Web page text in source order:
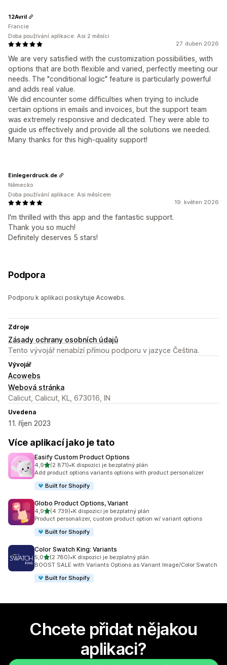
27. duben 2026
We are very satisfied with the customization possibilities, with
options that are both flexible and varied, perfectly meeting our
needs. The "conditional logic" feature is particularly powerful
and adds real value.
We did encounter some difficulties when trying to include
certain options in emails and invoices, but the support team
was extremely responsive and dedicated. They were able to
guide us effectively and provide all the solutions we needed.
Many thanks for this high-quality support!
12Avril
Francie
Doba používání aplikace: Asi 2 měsíci
19. květen 2026
I'm thrilled with this app and the fantastic support.
Thank you so much!
Definitely deserves 5 stars!
Einlegerdruck.de
Německo
Doba používání aplikace: Asi měsícem
Podpora
Podporu k aplikaci poskytuje Acowebs.
Zdroje
Zásady ochrany osobních údajů
Tento vývojář nenabízí přímou podporu v jazyce Čeština.
Vývojář
Acowebs
Webová stránka
Calicut, Calicut, KL, 673016, IN
Uvedena
11. říjen 2023
Více aplikací jako je tato
Easify Custom Product Options
4,9z 5 hvězd
(2 871)
Celkový počet recenzí: 2871
•K dispozici je bezplatný plán
Add product options variants options with product personalizer
Built for Shopify
Globo Product Options, Variant
4,9z 5 hvězd
(4 739)
Celkový počet recenzí: 4739
•K dispozici je bezplatný plán
Product personalizer, custom product option w/ variant options
Built for Shopify
Color Swatch King: Variants
5,0z 5 hvězd
(2 780)
Celkový počet recenzí: 2780
•K dispozici je bezplatný plán
BOOST SALE with Variants Options as Variant Image/Color Swatch
Built for Shopify
Chcete přidat nějakou
aplikaci?